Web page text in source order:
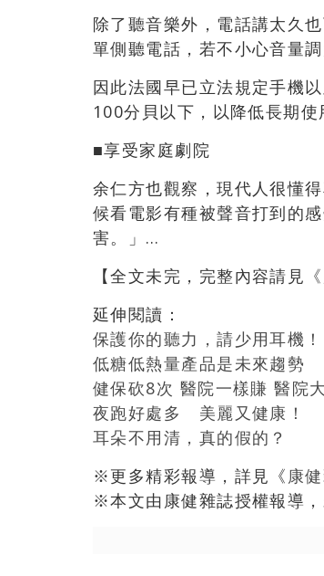
除了聽音樂外，電話講太久
單側聽電話，若不小心音量
因此法國早已立法規定手機
100分貝以下，以降低長期使
■享受家庭劇院
余仁方也觀察，現代人很懂
候看電影有種被聲音打到的
害。」…
【全文未完，完整內容請見
延伸閱讀：
保護你的聽力，請少用耳機！
低糖低熱量產品是未來趨勢
健保砍8次 醫院一樣賺 醫院
夜跑好處多 美麗又健康！
耳朵不用清，真的假的？
※更多精彩報導，詳見《 康
※本文由康健雜誌授權報導，